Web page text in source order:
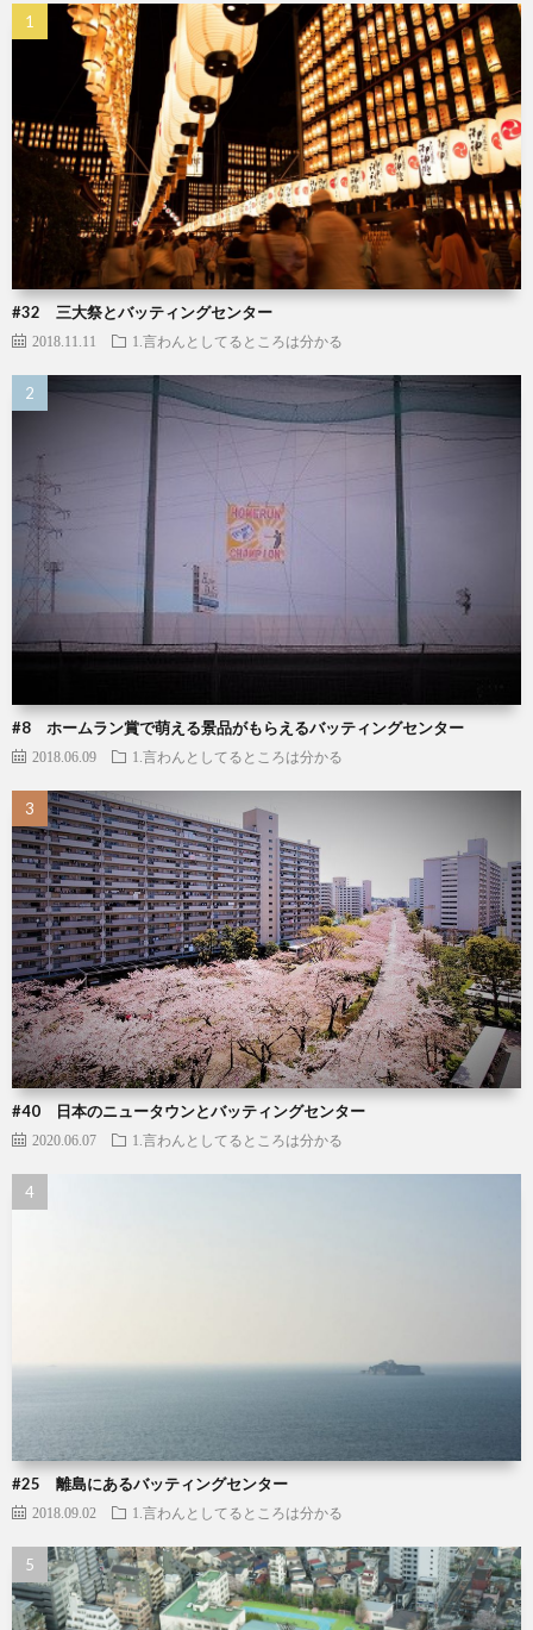
#32 三大祭とバッティングセンター
2018.11.11 1.言わんとしてるところは分かる
#8 ホームラン賞で萌える景品がもらえるバッティングセンター
2018.06.09 1.言わんとしてるところは分かる
#40 日本のニュータウンとバッティングセンター
2020.06.07 1.言わんとしてるところは分かる
#25 離島にあるバッティングセンター
2018.09.02 1.言わんとしてるところは分かる